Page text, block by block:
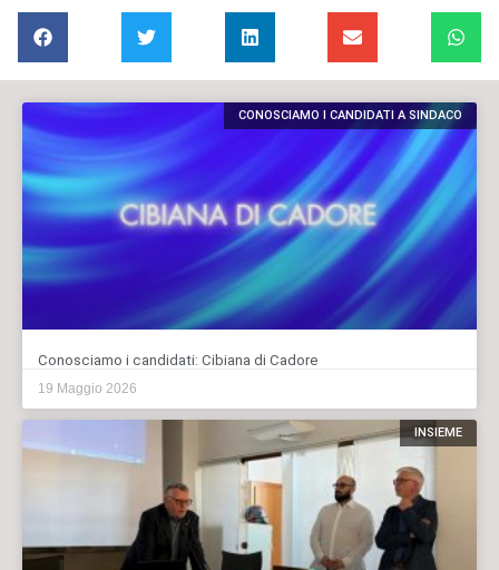
CONOSCIAMO I CANDIDATI A SINDACO
Conosciamo i candidati: Cibiana di Cadore
19 Maggio 2026
INSIEME